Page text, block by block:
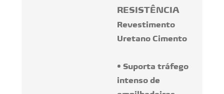
RESISTÊNCIA
Revestimento
Uretano Cimento
• Suporta tráfego
intenso de